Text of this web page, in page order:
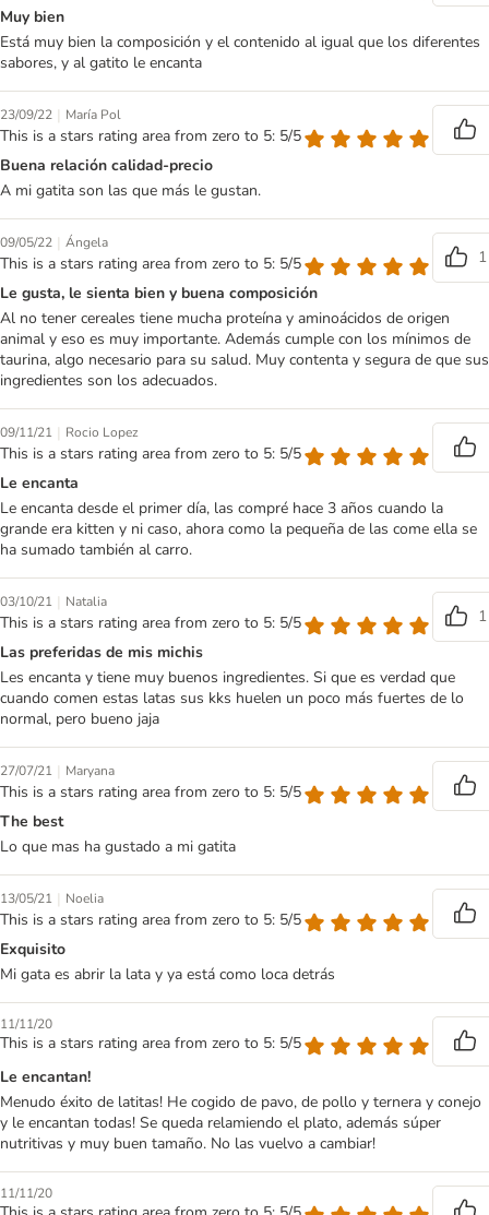
Muy bien
Está muy bien la composición y el contenido al igual que los diferentes
sabores, y al gatito le encanta
23/09/22 | María Pol
This is a stars rating area from zero to 5: 5/5
Buena relación calidad-precio
A mi gatita son las que más le gustan.
09/05/22 | Ángela
This is a stars rating area from zero to 5: 5/5
1
Le gusta, le sienta bien y buena composición
Al no tener cereales tiene mucha proteína y aminoácidos de origen
animal y eso es muy importante. Además cumple con los mínimos de
taurina, algo necesario para su salud. Muy contenta y segura de que sus
ingredientes son los adecuados.
09/11/21 | Rocio Lopez
This is a stars rating area from zero to 5: 5/5
Le encanta
Le encanta desde el primer día, las compré hace 3 años cuando la
grande era kitten y ni caso, ahora como la pequeña de las come ella se
ha sumado también al carro.
03/10/21 | Natalia
This is a stars rating area from zero to 5: 5/5
1
Las preferidas de mis michis
Les encanta y tiene muy buenos ingredientes. Si que es verdad que
cuando comen estas latas sus kks huelen un poco más fuertes de lo
normal, pero bueno jaja
27/07/21 | Maryana
This is a stars rating area from zero to 5: 5/5
The best
Lo que mas ha gustado a mi gatita
13/05/21 | Noelia
This is a stars rating area from zero to 5: 5/5
Exquisito
Mi gata es abrir la lata y ya está como loca detrás
11/11/20
This is a stars rating area from zero to 5: 5/5
Le encantan!
Menudo éxito de latitas! He cogido de pavo, de pollo y ternera y conejo
y le encantan todas! Se queda relamiendo el plato, además súper
nutritivas y muy buen tamaño. No las vuelvo a cambiar!
11/11/20